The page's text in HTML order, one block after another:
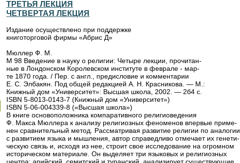
ТРЕТЬЯ ЛЕКЦИЯ
ЧЕТВЕРТАЯ ЛЕКЦИЯ
Издание осуществлено при поддержке
книготорговой фирмы «Абрис Д»
Мюллер Ф. М.
М 98 Введение в науку о религии: Четыре лекции, прочитан-
ные в Лондонском Королевском институте в феврале - мар-
те 1870 года. / Пер. с англ., предисловие и комментарии
Е. С. Элбакян. Под общей редакцией А. Н. Красникова. — М.:
Книжный дом «Университет»: Высшая школа, 2002. — 2б4 с.
ISBN 5-8013-0143-7 (Книжный дом «Университет»)
ISBN 5-06-004339-8 («Высшая школа»)
В книге основоположника компаративного религиоведения
Ф. Макса Мюллера к анализу религиозных феноменов впервые приме-
нен сравнительный метод. Рассматривая развитие религии по аналогии
с развитием языка и мышления, автор справедливо отмечает их генети-
ческую связь и, исходя из нее, строит свое исследование на огромном
историческом материале. Он выделяет три языковых и религиозных